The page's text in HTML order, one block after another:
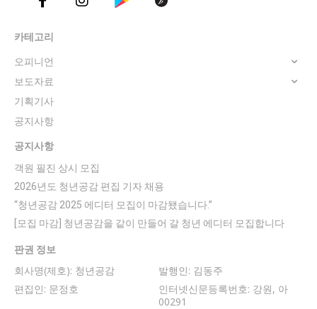
카테고리
오피니언
보도자료
기획기사
공지사항
공지사항
객원 필진 상시 모집
2026년도 청년공감 편집 기자 채용
“청년공감 2025 에디터 모집이 마감됐습니다.”
[모집 마감] 청년공감을 같이 만들어 갈 청년 에디터 모집합니다
판권 정보
회사명(제호): 청년공감
발행인: 김동주
편집인: 문정호
인터넷신문등록번호: 강원, 아
00291